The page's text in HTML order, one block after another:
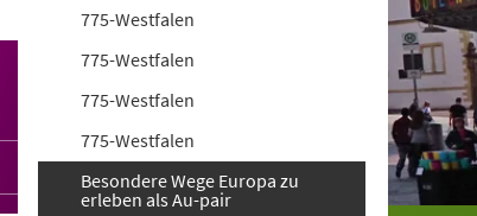
775-Westfalen
775-Westfalen
775-Westfalen
775-Westfalen
Besondere Wege Europa zu
erleben als Au-pair